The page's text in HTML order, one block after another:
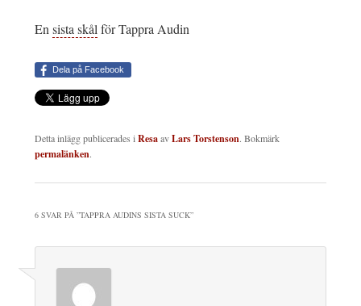
Ensista skålför Tappra Audin
Dela på Facebook
Detta inlägg publicerades iResaavLars Torstenson. Bokmärk
permalänken.
6 SVAR PÅ ”TAPPRA AUDINS SISTA SUCK”